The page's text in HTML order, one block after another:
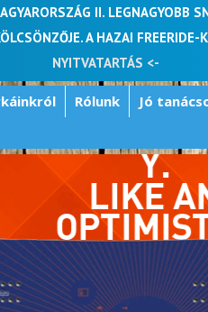
II. LEGNAGYOBB
A HAZAI FREERIDE-
NYITVATARTÁS <-
Rólunk Jó